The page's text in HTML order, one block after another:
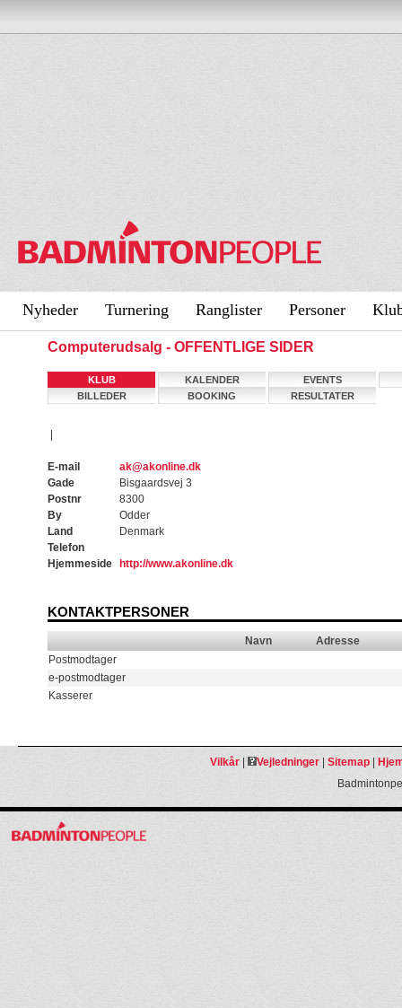
Nyheder Turnering Ranglister Personer
Computerudsalg - OFFENTLIGE SIDER
KLUB KALENDER
EVENTS
BILLEDER
BOOKING RESULTATER
E-mail
ak@akonline.dk
Gade
Bisgaardsvej 3
Postnr
8300
By
Odder
Land
Denmark
Telefon
Hjemmeside
http://www.akonline.dk
KONTAKTPERSONER
Navn
Adresse
Postmodtager
e-postmodtager
Kasserer
Vilkår| Vejledninger| Sitemap|